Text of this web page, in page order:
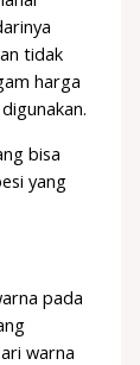
tidak
harga
bisa
yang
pada
warna